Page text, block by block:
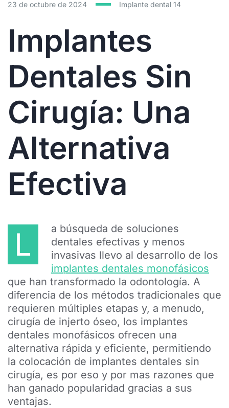
23 de octubre de 2024 Implante dental 14
Implantes
Dentales Sin
Cirugía: Una
Alternativa
Efectiva
L
a búsqueda de soluciones
dentales efectivas y menos
invasivas llevo al desarrollo de los
implantes dentales monofásicos
que han transformado la odontología. A
diferencia de los métodos tradicionales que
requieren múltiples etapas y, a menudo,
cirugía de injerto óseo, los implantes
dentales monofásicos ofrecen una
alternativa rápida y eficiente, permitiendo
la colocación de implantes dentales sin
cirugía, es por eso y por mas razones que
han ganado popularidad gracias a sus
ventajas.